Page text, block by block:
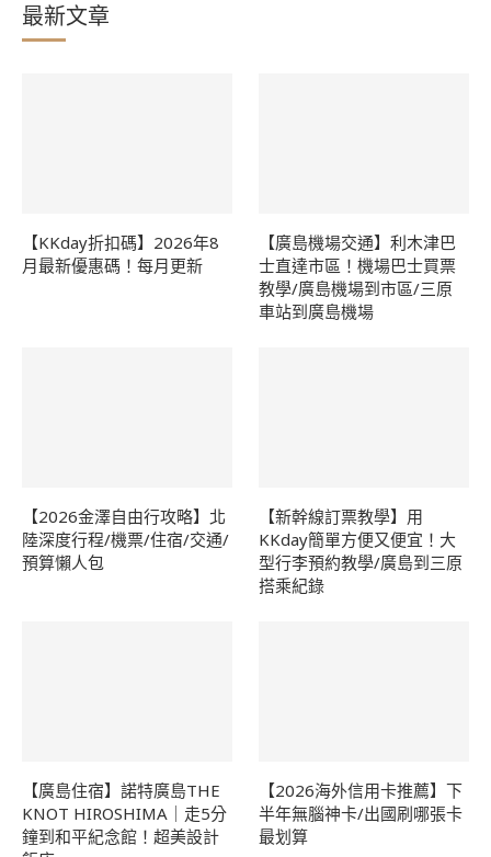
最新文章
【KKday折扣碼】2026年8
月最新優惠碼！每月更新
【廣島機場交通】利木津巴
士直達市區！機場巴士買票
教學/廣島機場到市區/三原
車站到廣島機場
【2026金澤自由行攻略】北
陸深度行程/機票/住宿/交通/
預算懶人包
【新幹線訂票教學】用
KKday簡單方便又便宜！大
型行李預約教學/廣島到三原
搭乘紀錄
【廣島住宿】諾特廣島THE
KNOT HIROSHIMA｜走5分
鐘到和平紀念館！超美設計
【2026海外信用卡推薦】下
半年無腦神卡/出國刷哪張卡
最划算